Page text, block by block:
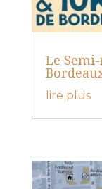
Le
lire plus